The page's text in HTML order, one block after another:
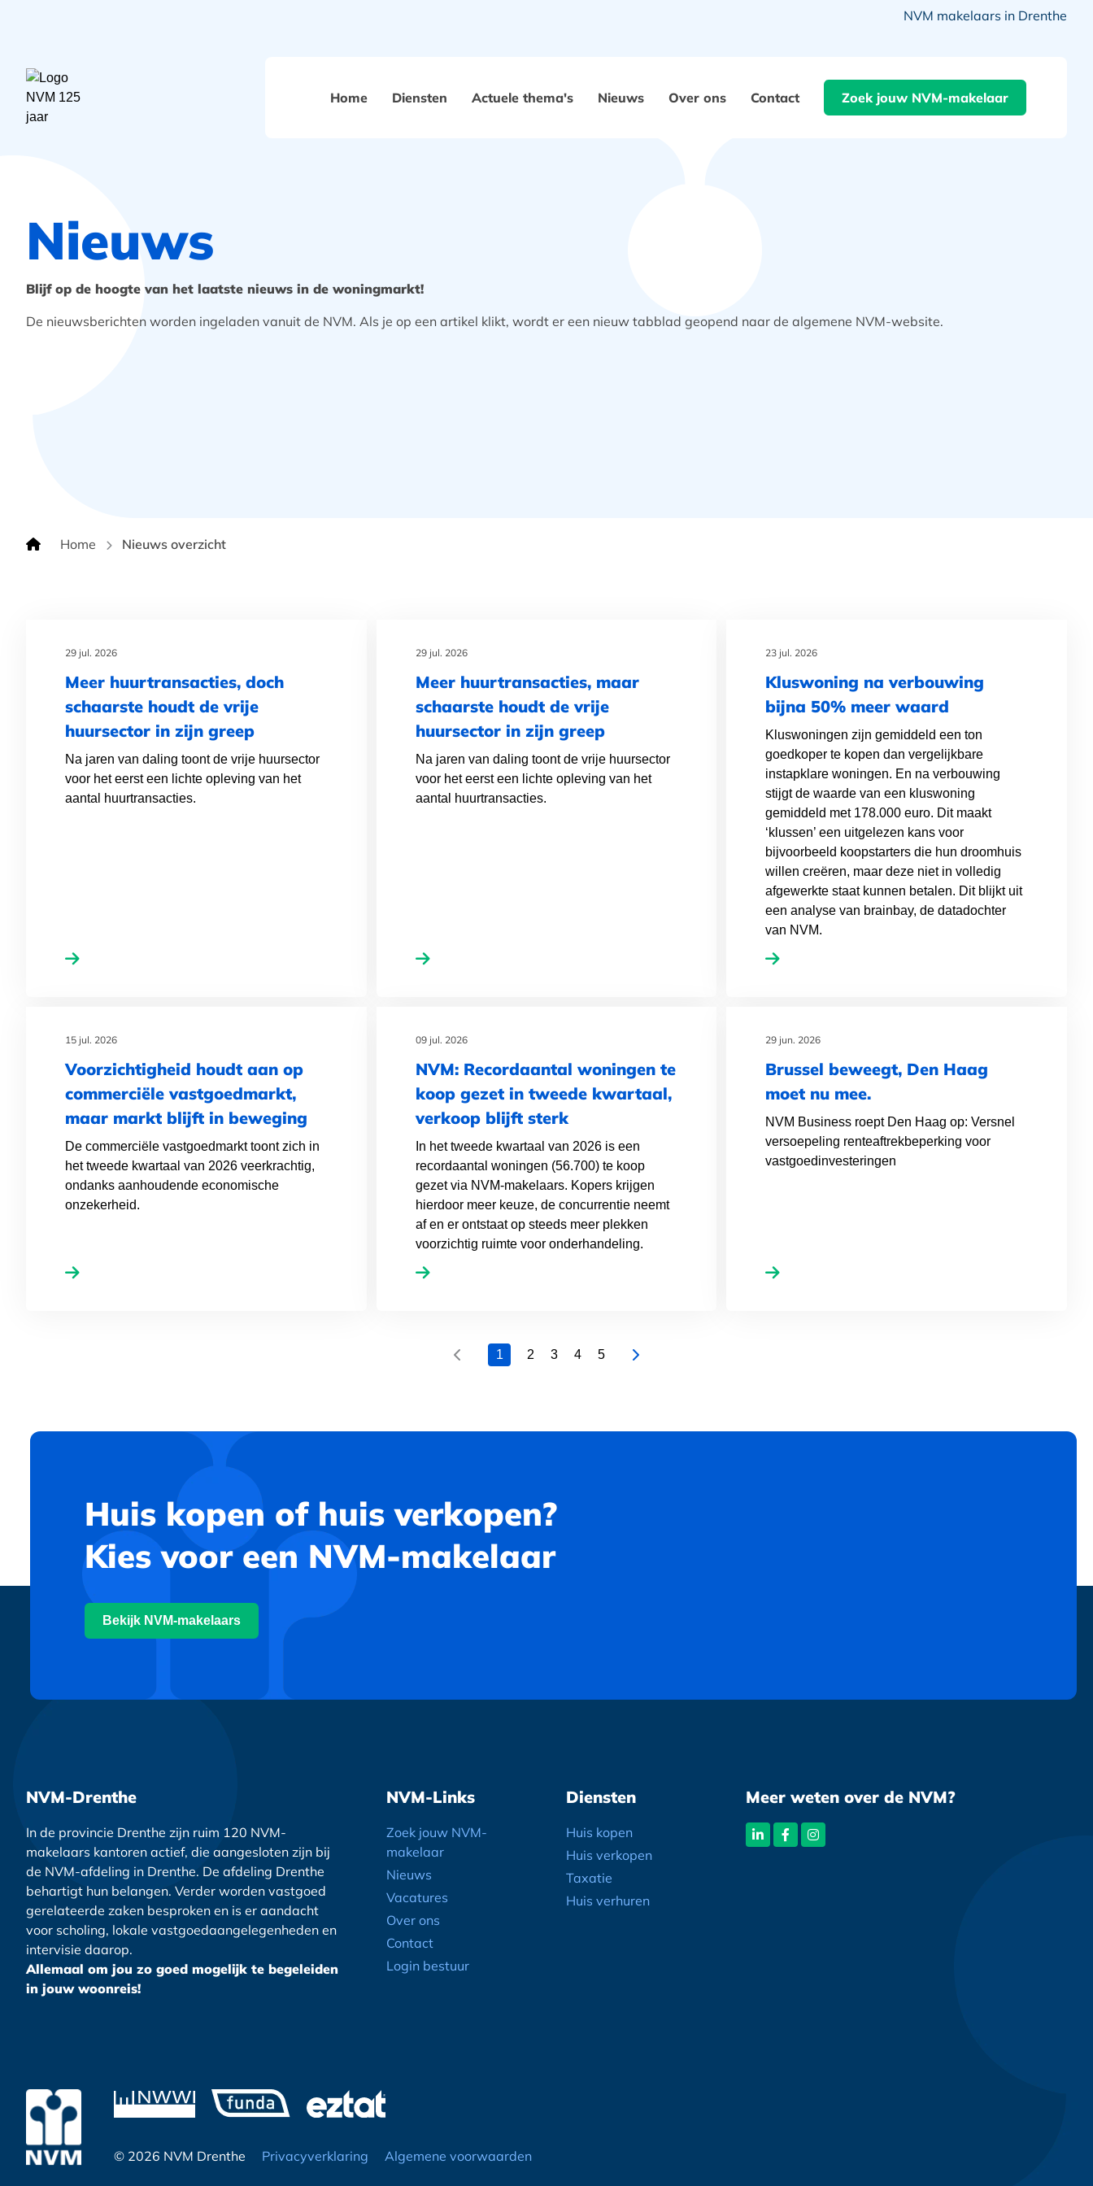
NVM makelaars in Drenthe
Home Diensten Actuele thema's Nieuws Over ons Contact Zoek jouw NVM-makelaar
Nieuws
Blijf op de hoogte van het laatste nieuws in de woningmarkt!
De nieuwsberichten worden ingeladen vanuit de NVM. Als je op een artikel klikt, wordt er een nieuw tabblad geopend naar de algemene NVM-website.
Home Nieuws overzicht
29 jul. 2026
Meer huurtransacties, doch
schaarste houdt de vrije
huursector in zijn greep
Na jaren van daling toont de vrije huursector
voor het eerst een lichte opleving van het
aantal huurtransacties.
29 jul. 2026
Meer huurtransacties, maar
schaarste houdt de vrije
huursector in zijn greep
Na jaren van daling toont de vrije huursector
voor het eerst een lichte opleving van het
aantal huurtransacties.
23 jul. 2026
Kluswoning na verbouwing
bijna 50% meer waard
Kluswoningen zijn gemiddeld een ton
goedkoper te kopen dan vergelijkbare
instapklare woningen. En na verbouwing
stijgt de waarde van een kluswoning
gemiddeld met 178.000 euro. Dit maakt
‘klussen’ een uitgelezen kans voor
bijvoorbeeld koopstarters die hun droomhuis
willen creëren, maar deze niet in volledig
afgewerkte staat kunnen betalen. Dit blijkt uit
een analyse van brainbay, de datadochter
van NVM.
15 jul. 2026
Voorzichtigheid houdt aan op
commerciële vastgoedmarkt,
maar markt blijft in beweging
De commerciële vastgoedmarkt toont zich in
het tweede kwartaal van 2026 veerkrachtig,
ondanks aanhoudende economische
onzekerheid.
09 jul. 2026
NVM: Recordaantal woningen te
koop gezet in tweede kwartaal,
verkoop blijft sterk
In het tweede kwartaal van 2026 is een
recordaantal woningen (56.700) te koop
gezet via NVM-makelaars. Kopers krijgen
hierdoor meer keuze, de concurrentie neemt
af en er ontstaat op steeds meer plekken
voorzichtig ruimte voor onderhandeling.
29 jun. 2026
Brussel beweegt, Den Haag
moet nu mee.
NVM Business roept Den Haag op: Versnel
versoepeling renteaftrekbeperking voor
vastgoedinvesteringen
1 2 3 4 5
Huis kopen of huis verkopen?
Kies voor een NVM-makelaar
Bekijk NVM-makelaars
NVM-Drenthe
In de provincie Drenthe zijn ruim 120 NVM-
makelaars kantoren actief, die aangesloten zijn bij
de NVM-afdeling in Drenthe. De afdeling Drenthe
behartigt hun belangen. Verder worden vastgoed
gerelateerde zaken besproken en is er aandacht
voor scholing, lokale vastgoedaangelegenheden en
intervisie daarop.
Allemaal om jou zo goed mogelijk te begeleiden
in jouw woonreis!
NVM-Links
Zoek jouw NVM-
makelaar
Nieuws
Vacatures
Over ons
Contact
Login bestuur
Diensten
Huis kopen
Huis verkopen
Taxatie
Huis verhuren
Meer weten over de NVM?
© 2026 NVM Drenthe Privacyverklaring Algemene voorwaarden